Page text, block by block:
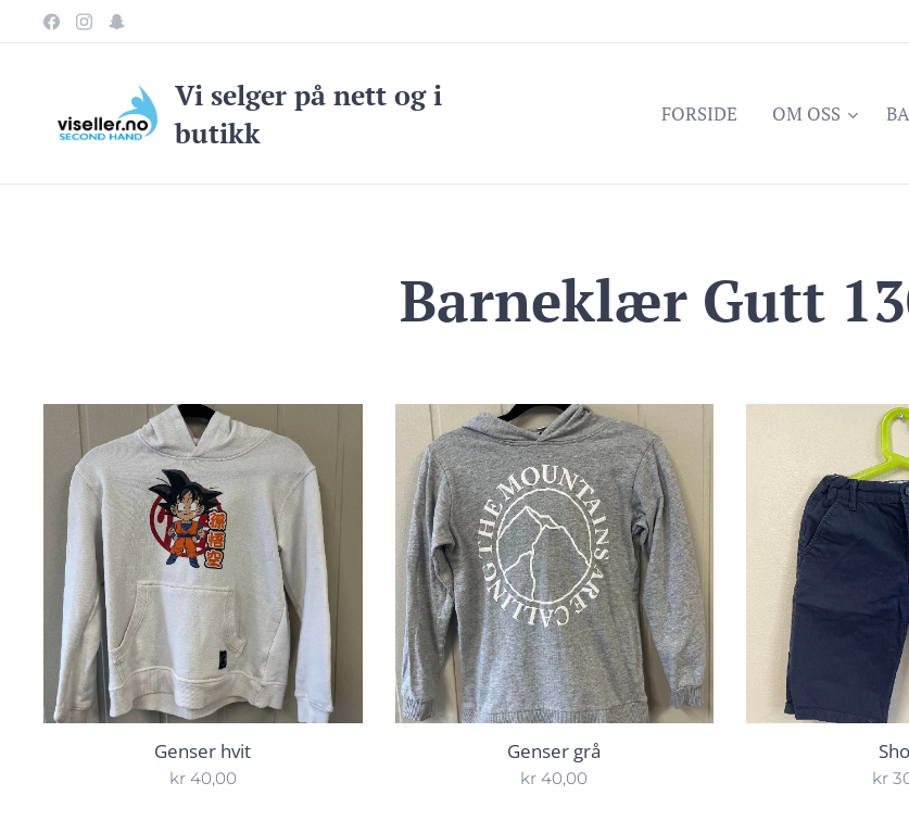
Vi selger på nett og i
butikk
FORSIDE OM OSS
Barneklær Gutt
Genser hvit
kr 40,00
Genser grå
kr40,00 kr